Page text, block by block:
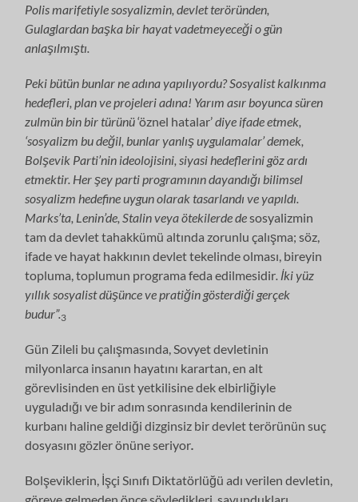
Polis marifetiyle sosyalizmin, devlet teröründen,
Gulaglardan başka bir hayat vadetmeyeceği o gün
anlaşılmıştı.
Peki bütün bunlar ne adına yapılıyordu? Sosyalist kalkınma
hedefleri, plan ve projeleri adına! Yarım asır boyunca süren
zulmün bin bir türünü‘öznel hatalar’diye ifade etmek,
‘sosyalizm bu değil, bunlar yanlış uygulamalar’ demek,
Bolşevik Parti’nin ideolojisini, siyasi hedeflerini göz ardı
etmektir. Her şey parti programının dayandığı bilimsel
sosyalizm hedefine uygun olarak tasarlandı ve yapıldı.
Marks’ta, Lenin’de, Stalin veya ötekilerde desosyalizmin
tam da devlet tahakkümü altında zorunlu çalışma; söz,
ifade ve hayat hakkının devlet tekelinde olması, bireyin
topluma, toplumun programa feda edilmesidir . İki yüz
yıllık sosyalist düşünce ve pratiğin gösterdiği gerçek
budur”.3
Gün Zileli bu çalışmasında, Sovyet devletinin
milyonlarca insanın hayatını karartan, en alt
görevlisinden en üst yetkilisine dek elbirliğiyle
uyguladığı ve bir adım sonrasında kendilerinin de
kurbanı haline geldiği dizginsiz bir devlet terörünün suç
dosyasını gözler önüne seriyor
Bolşeviklerin, İşçi Sınıfı Diktatörlüğü adı verilen devletin,
göreve gelmeden önce söyledikleri, savundukları